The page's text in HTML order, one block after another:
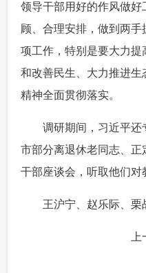
领导干部用好的作风做
顾、合理安排，做到两
项工作，特别是要大力
和改善民生、大力推进
精神全面贯彻落实。
调研期间，习近平还
市部分离退休老同志、
干部座谈会，听取他们对
王沪宁、赵乐际、栗